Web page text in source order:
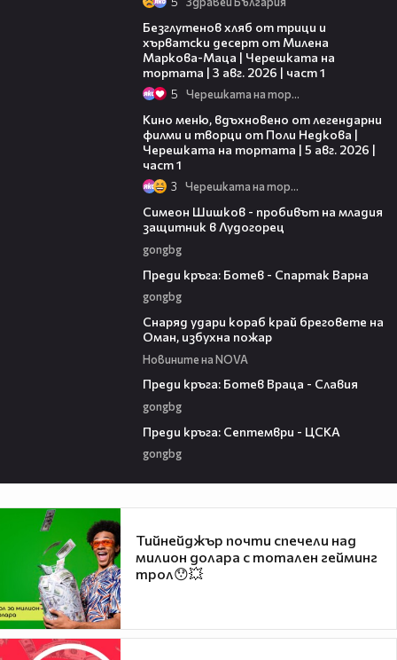
Безглутенов хляб от трици и
хърватски десерт от Милена
Маркова-Маца | Черешката на
тортата | 3 авг. 2026 | част 1
5 Черешката на тортата
Кино меню, вдъхновено от легендарни
филми и творци от Поли Недкова |
Черешката на тортата | 5 авг. 2026 |
част 1
3 Черешката на тортата
Симеон Шишков - пробивът на младия
защитник в Лудогорец
gongbg
Преди кръга: Ботев - Спартак Варна
gongbg
Снаряд удари кораб край бреговете на
Оман, избухна пожар
Новините на NOVA
Преди кръга: Ботев Враца - Славия
gongbg
Преди кръга: Септември - ЦСКА
gongbg
Тийнейджър почти спечели над
милион долара с тотален гейминг
трол😯💥